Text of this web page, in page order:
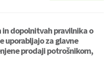
in dopolnitvah pravilnika o
uporabljajo za glavne
prodaji potrošnikom,